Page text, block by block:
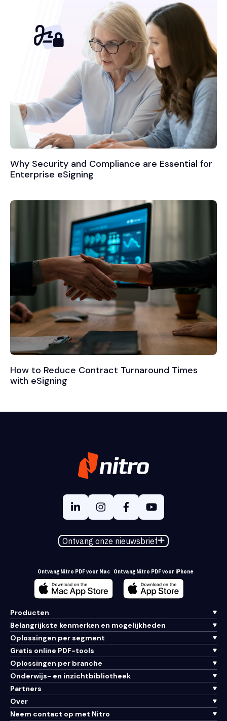
Why Security and Compliance are Essential for
Enterprise eSigning
How to Reduce Contract Turnaround Times
with eSigning
Ontvang onze nieuwsbrief
Ontvang Nitro PDF voor Mac Ontvang Nitro PDF voor iPhone
Producten
Belangrijkste kenmerken en mogelijkheden
Oplossingen per segment
Gratis online PDF-tools
Oplossingen per branche
Onderwijs- en inzichtbibliotheek
Partners
Over
Neem contact op met Nitro